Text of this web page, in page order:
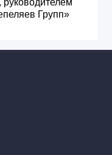
Групп»